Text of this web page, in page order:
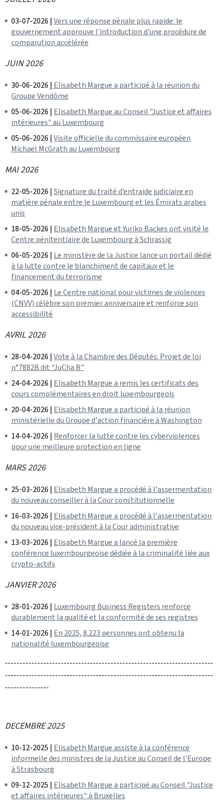
03-07-2026 |Vers une réponse pénale plus rapide: le
gouvernement approuve l'introduction d'une procédure de
comparution accélérée
JUIN 2026
30-06-2026 | Elisabeth Margue a participé à la réunion du
Groupe Vendôme
05-06-2026 | Elisabeth Margue au Conseil "Justice et affaires
intérieures" au Luxembourg
05-06-2026 |Visite officielle du commissaire européen
Michael McGrath au Luxembourg
MAI 2026
22-05-2026 |Signature du traité d’entraide judiciaire en
matière pénale entre le Luxembourg et les Émirats arabes
unis
18-05-2026 | Elisabeth Margue et Yuriko Backes ont visité le
Centre pénitentiaire de Luxembourg à Schrassig
06-05-2026 | Le ministère de la Justice lance un portail dédié
à la lutte contre le blanchiment de capitaux et le
financement du terrorisme
04-05-2026 | Le Centre national pour victimes de violences
(CNVV) célèbre son premier anniversaire et renforce son
accessibilité
AVRIL 2026
28-04-2026 |Vote à la Chambre des Députés: Projet de loi
n°7882B dit "JuCha B"
24-04-2026 | Elisabeth Margue a remis les certificats des
cours complémentaires en droit luxembourgeois
20-04-2026 | Elisabeth Margue a participé à la réunion
ministérielle du Groupe d'action financière à Washington
14-04-2026 | Renforcer la lutte contre les cyberviolences
pour une meilleure protection en ligne
MARS 2026
25-03-2026 | Elisabeth Margue a procédé à l'assermentation
du nouveau conseiller à la Cour constitutionnelle
16-03-2026 | Elisabeth Margue a procédé à l'assermentation
du nouveau vice-président à la Cour administrative
13-03-2026 | Elisabeth Margue a lancé la première
conférence luxembourgeoise dédiée à la criminalité liée aux
crypto‑actifs
JANVIER 2026
28-01-2026 | Luxembourg Business Registers renforce
durablement la qualité et la conformité de ses registres
14-01-2026 | En 2025, 8.223 personnes ont obtenu la
nationalité luxembourgeoise
-----------------------------------------------------------------------
-----------------------------------------------------------------------
---------------
DECEMBRE 2025
10-12-2025 | Elisabeth Margue assiste à la conférence
informelle des ministres de la Justice au Conseil de l'Europe
à Strasbourg
09-12-2025 | Elisabeth Margue a participé au Conseil "Justice
et affaires intérieures" à Bruxelles